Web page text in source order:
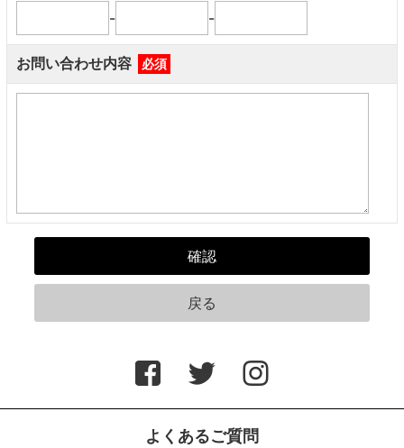
- -
お問い合わせ内容 必須
よくあるご質問